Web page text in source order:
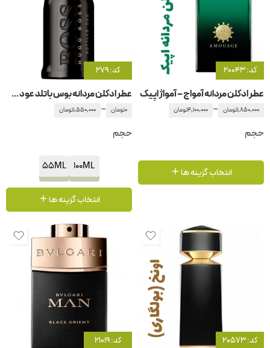
کد: 20043
عطر ادکلن مردانه آمواج – آمواژ اپیک
1,850,000تومان –
4,100,000تومان
حجم
انتخاب گزینه ها
کد: 279
عطر ادکلن مردانه بوس باتلد عود هوگو بوس-هوگو باس
0تومان –
1,550,000تومان
حجم
100ML
55ML
انتخاب گزینه ها
کد: 20573 کد: 21019